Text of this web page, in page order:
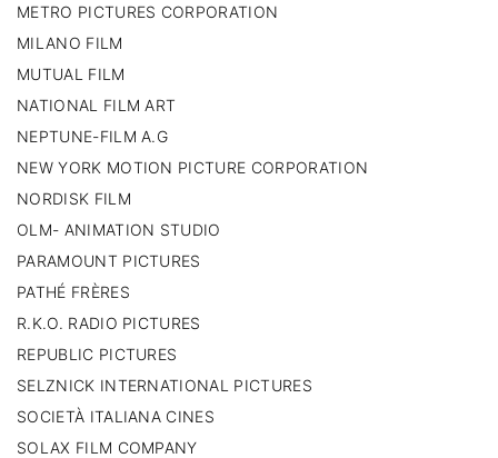
METRO PICTURES CORPORATION
MILANO FILM
MUTUAL FILM
NATIONAL FILM ART
NEPTUNE-FILM A.G
NEW YORK MOTION PICTURE CORPORATION
NORDISK FILM
OLM- ANIMATION STUDIO
PARAMOUNT PICTURES
PATHÉ FRÈRES
R.K.O. RADIO PICTURES
REPUBLIC PICTURES
SELZNICK INTERNATIONAL PICTURES
SOCIETÀ ITALIANA CINES
SOLAX FILM COMPANY